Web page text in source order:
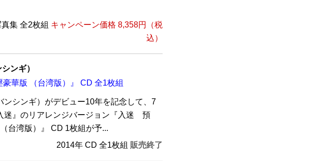
集 全2枚組 キャンペーン価格 8,358円（税
込）
ンギ）
豪華版 （台湾版）』 CD 全1枚組
ンシンギ）がデビュー10年を記念して、7
迷』のリアレンジバージョン『入迷 預
台湾版）』 CD 1枚組が予...
2014年 CD 全1枚組 販売終了